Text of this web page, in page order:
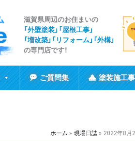
滋賀県周辺のお住まいの
「外壁塗装」「屋根工事」
「増改築」「リフォーム」「外構」
の専門店です！
ご質問集 塗装施工
ホーム 現場日誌 2022年8月